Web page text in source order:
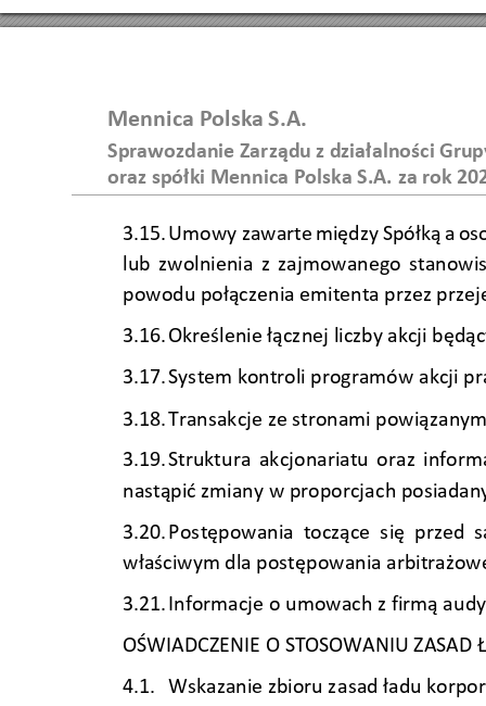
Mennica Polska S.A.
Sprawozdanie Zarządu z działalności
oraz spółki Mennica Polska S.A. za rok 20
3.15. Umowy zawarte między Spółką a
lub zwolnienia z zajmowanego
powodu połączenia emitenta przez
3.16. Określenie łącznej liczby akcji
3.17. System kontroli programów akcji
3.18. Transakcje ze stronami powią
3.19. Struktura akcjonariatu oraz
nastąpić zmiany w proporcjach
3.20. Postępowania  toczące  się  przed
właściwym dla postępowania
3.21. Informacje o umowach z firmą au
OŚWIADCZENIE O STOSOWANIU ZASAD Ł
4.1. Wskazanie zbioru zasad ładu